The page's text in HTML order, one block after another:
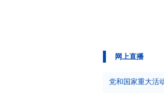
网上直播
29日10:00 国务院台湾事务办公室7月29日举行
党和国家重大活